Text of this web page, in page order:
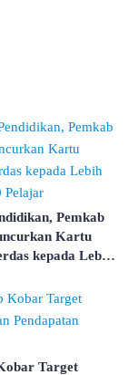
Pemkab
Kartu
kepada Lebih
Target